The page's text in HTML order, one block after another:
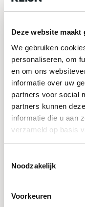
Deze website
We gebruiken
personaliseren, om
en om ons
informatie over uw
partners voor social
partners kunnen
informatie die u aan
verzameld op basis
Noodzakelijk
Voorkeuren
Natuursteen